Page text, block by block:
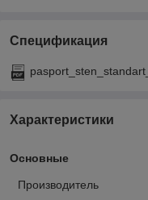
Спецификация
Характеристики
Основные
Производитель